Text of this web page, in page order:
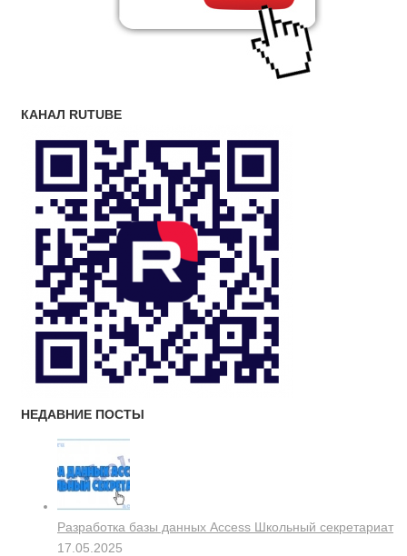
КАНАЛ RUTUBE
НЕДАВНИЕ ПОСТЫ
Разработка базы данных Access Школьный секретариат
17.05.2025